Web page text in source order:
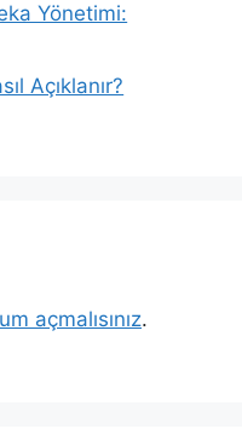
Yönetimi:
Açıklanır?
açmalısınız.